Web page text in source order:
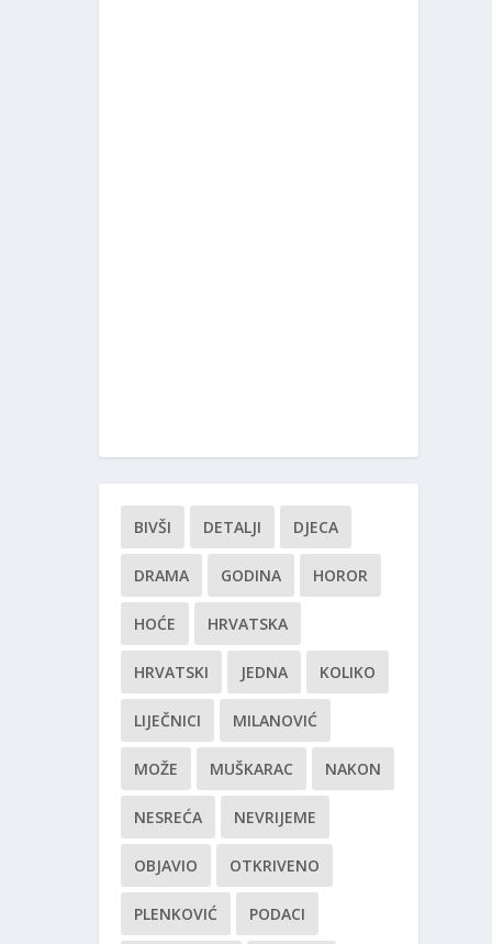
BIVŠI DETALJI DJECA
DRAMA GODINA HOROR
HOĆE HRVATSKA
HRVATSKI JEDNA KOLIKO
LIJEČNICI MILANOVIĆ
MOŽE MUŠKARAC NAKON
NESREĆA NEVRIJEME
OBJAVIO OTKRIVENO
PLENKOVIĆ PODACI